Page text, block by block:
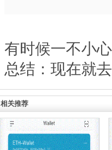
有时候一不小
总结：现在就
相关推荐